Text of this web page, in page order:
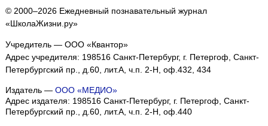
© 2000–2026 Ежедневный познавательный журнал
«ШколаЖизни.ру»
Учредитель — ООО «Квантор»
Адрес учредителя: 198516 Санкт-Петербург, г. Петергоф, Санкт-
Петербургский пр., д.60, лит.А, ч.п. 2-Н, оф.432, 434
Издатель — ООО «МЕДИО»
Адрес издателя: 198516 Санкт-Петербург, г. Петергоф, Санкт-
Петербургский пр., д.60, лит.А, ч.п. 2-Н, оф.440